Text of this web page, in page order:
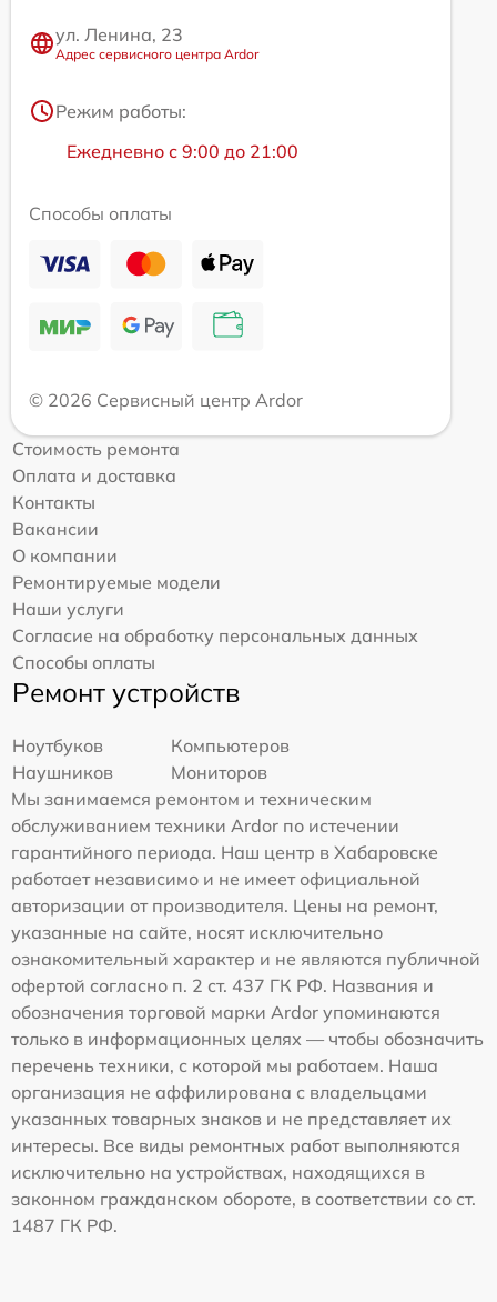
ул. Ленина, 23
Адрес сервисного центра Ardor
Режим работы:
Ежедневно с 9:00 до 21:00
Способы оплаты
© 2026 Сервисный центр Ardor
Стоимость ремонта
Оплата и доставка
Контакты
Вакансии
О компании
Ремонтируемые модели
Наши услуги
Согласие на обработку персональных данных
Способы оплаты
Ремонт устройств
Ноутбуков
Компьютеров
Наушников
Мониторов
Мы занимаемся ремонтом и техническим
обслуживанием техники Ardor по истечении
гарантийного периода. Наш центр в Хабаровске
работает независимо и не имеет официальной
авторизации от производителя. Цены на ремонт,
указанные на сайте, носят исключительно
ознакомительный характер и не являются публичной
офертой согласно п. 2 ст. 437 ГК РФ. Названия и
обозначения торговой марки Ardor упоминаются
только в информационных целях — чтобы обозначить
перечень техники, с которой мы работаем. Наша
организация не аффилирована с владельцами
указанных товарных знаков и не представляет их
интересы. Все виды ремонтных работ выполняются
исключительно на устройствах, находящихся в
законном гражданском обороте, в соответствии со ст.
1487 ГК РФ.